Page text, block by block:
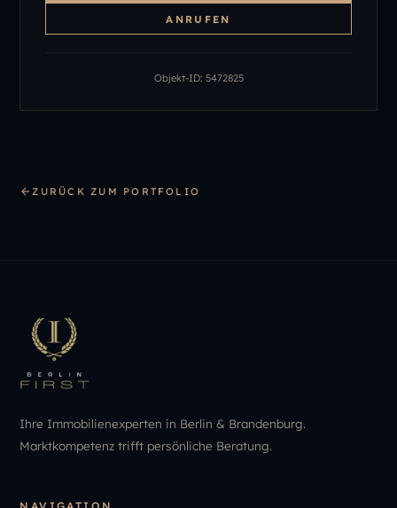
ANRUFEN
Objekt-ID: 5472825
ZURÜCK ZUM PORTFOLIO
Ihre Immobilienexperten in Berlin & Brandenburg.
Marktkompetenz trifft persönliche Beratung.